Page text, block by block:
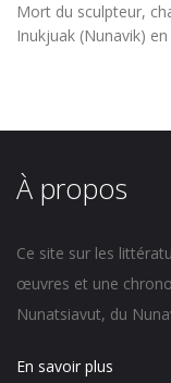
Mort du sculpteur,
Inukjuak (Nunavik) en
À propos
Ce site sur les
œuvres et une
Nunatsiavut, du
En savoir plus